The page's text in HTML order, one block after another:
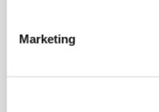
Marketing